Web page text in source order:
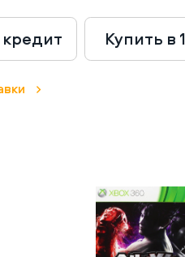
Купить в